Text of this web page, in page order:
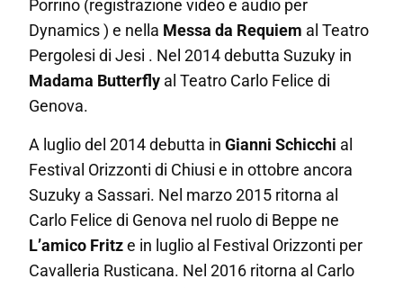
Porrino (registrazione video e audio per
Dynamics ) e nella Messa da Requiem al Teatro
Pergolesi di Jesi . Nel 2014 debutta Suzuky in
Madama Butterfly al Teatro Carlo Felice di
Genova.
A luglio del 2014 debutta in Gianni Schicchi al
Festival Orizzonti di Chiusi e in ottobre ancora
Suzuky a Sassari. Nel marzo 2015 ritorna al
Carlo Felice di Genova nel ruolo di Beppe ne
L’amico Fritze in luglio al Festival Orizzonti per
Cavalleria Rusticana. Nel 2016 ritorna al Carlo